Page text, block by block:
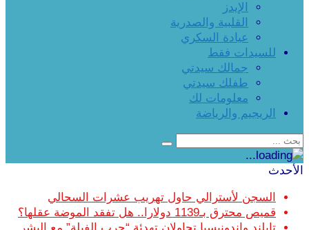
الإيدز
القلبية والصدرية
عيادة السكري
للسيدات فقط
جمالك سيدتي
طفلك سيدتي
معلومات لك
الريجيم والرياضة
الأحدث
السجن لأسترالي حاول تهريب عشرات السحالي
قميص محترق بـ1139 دولارا.. هل تفقد الموضة عقلها؟